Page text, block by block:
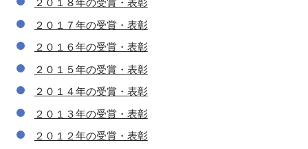
２０１７年の受賞・表彰
２０１６年の受賞・表彰
２０１５年の受賞・表彰
２０１４年の受賞・表彰
２０１３年の受賞・表彰
２０１２年の受賞・表彰